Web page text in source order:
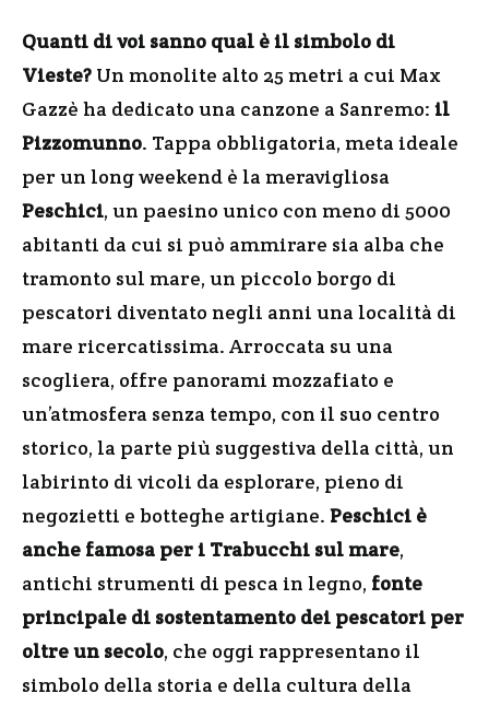
Quanti di voi sanno qual è il simbolo di
Vieste? Un monolite alto 25 metri a cui Max
Gazzè ha dedicato una canzone a Sanremo: il
Pizzomunno. Tappa obbligatoria, meta ideale
per un long weekend è la meravigliosa
Peschici, un paesino unico con meno di 5000
abitanti da cui si può ammirare sia alba che
tramonto sul mare, un piccolo borgo di
pescatori diventato negli anni una località di
mare ricercatissima. Arroccata su una
scogliera, offre panorami mozzafiato e
un’atmosfera senza tempo, con il suo centro
storico, la parte più suggestiva della città, un
labirinto di vicoli da esplorare, pieno di
negozietti e botteghe artigiane. Peschici è
anche famosa per i Trabucchi sul mare,
antichi strumenti di pesca in legno, fonte
principale di sostentamento dei pescatori per
oltre un secolo, che oggi rappresentano il
simbolo della storia e della cultura della